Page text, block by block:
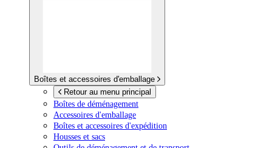
Boîtes et accessoires d'emballage
Retour au menu principal
Boîtes de déménagement
Accessoires d'emballage
Boîtes et accessoires d'expédition
Housses et sacs